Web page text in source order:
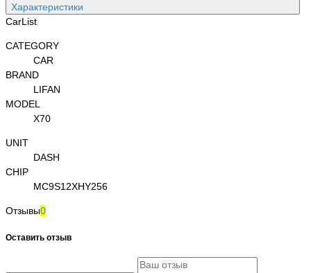
Характеристики
CarList
CATEGORY
CAR
BRAND
LIFAN
MODEL
X70
UNIT
DASH
CHIP
MC9S12XHY256
Отзывы0
Оставить отзыв